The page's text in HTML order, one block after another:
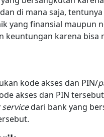
di mana saja,
yang finansial maupun
karena bisa
kode akses dan PIN/
akses dan PIN
dari bank yang